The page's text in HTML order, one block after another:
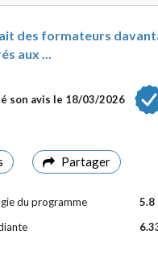
des formateurs
aux ...
son avis le 18/03/2026
Partager
du programme
5.8